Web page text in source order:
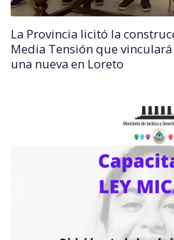
La Provincia licitó la
Media Tensión que
una nueva en Loreto